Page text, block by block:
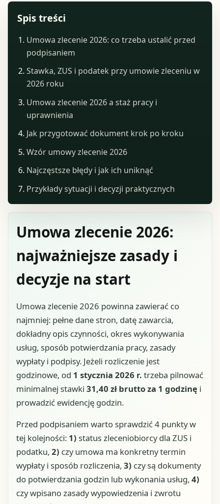
Umowa zlecenie 2026:
najważniejsze zasady i
decyzje na start
Umowa zlecenie 2026 powinna zawierać co
najmniej: pełne dane stron, datę zawarcia,
dokładny opis czynności, okres wykonywania
usług, sposób potwierdzania pracy, zasady
wypłaty i podpisy. Jeżeli rozliczenie jest
godzinowe, od 1 stycznia 2026 r. trzeba pilnować
minimalnej stawki 31,40 zł brutto za 1 godzinę i
prowadzić ewidencję godzin.
Przed podpisaniem warto sprawdzić 4 punkty w
tej kolejności: 1) status zleceniobiorcy dla ZUS i
podatku, 2) czy umowa ma konkretny termin
wypłaty i sposób rozliczenia, 3) czy są dokumenty
do potwierdzania godzin lub wykonania usług, 4)
czy wpisano zasady wypowiedzenia i zwrotu
Spis treści
Umowa zlecenie 2026: co trzeba ustalić przed
podpisaniem
Stawka, ZUS i podatek przy umowie zleceniu w
2026 roku
Umowa zlecenie 2026 a staż pracy i
uprawnienia
Jak przygotować dokument krok po kroku
Wzór umowy zlecenie 2026
Najczęstsze błędy i jak ich uniknąć
Przykłady sytuacji i decyzji praktycznych